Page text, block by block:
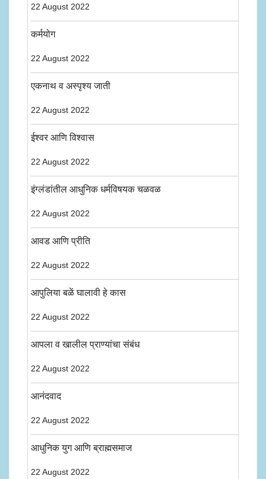
22 August 2022
कर्मयोग
22 August 2022
एकनाथ व अस्पृश्य जाती
22 August 2022
ईश्वर आणि विश्वास
22 August 2022
इंग्लंडांतील आधुनिक धर्मविषयक चळवळ
22 August 2022
आवड आणि प्रीति
22 August 2022
आपुलिया बळें घालावी हे कास
22 August 2022
आपला व खालील प्राण्यांचा संबंध
22 August 2022
आनंदवाद
22 August 2022
आधुनिक युग आणि ब्राह्मसमाज
22 August 2022